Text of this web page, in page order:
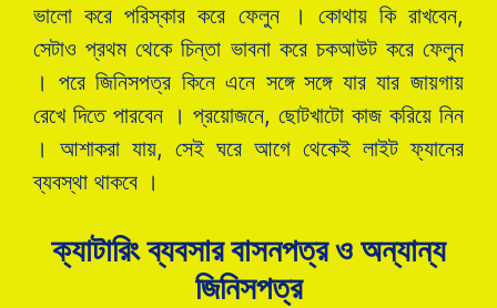
ভালো করে পরিস্কার করে ফেলুন । কোথায় কি রাখবেন,
সেটাও প্রথম থেকে চিন্তা ভাবনা করে চকআউট করে ফেলুন
। পরে জিনিসপত্র কিনে এনে সঙ্গে সঙ্গে যার যার জায়গায়
রেখে দিতে পারবেন । প্রয়োজনে, ছোটখাটো কাজ করিয়ে নিন
। আশাকরা যায়, সেই ঘরে আগে থেকেই লাইট ফ্যানের
ব্যবস্থা থাকবে ।
ক্যাটারিং ব্যবসার বাসনপত্র ও অন্যান্য
জিনিসপত্র